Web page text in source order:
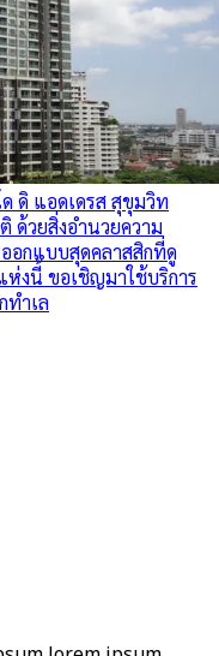
ดิ แอดเดรส สุขุมวิท
ด้วยสิ่งอำนวยความ
อกแบบสุดคลาสสิกที่ดู
ห่งนี้ ขอเชิญมาใช้บริการ
ำเล